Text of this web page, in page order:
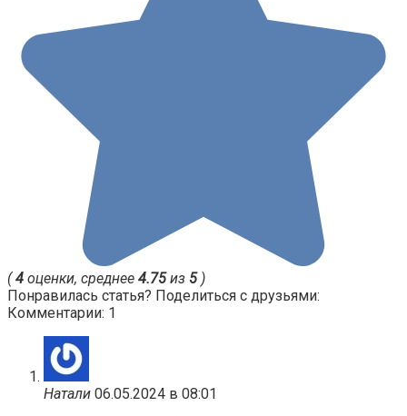
(4 оценки, среднее 4.75из 5)
Понравилась статья? Поделиться с друзьями:
Комментарии: 1
Натали 06.05.2024 в 08:01